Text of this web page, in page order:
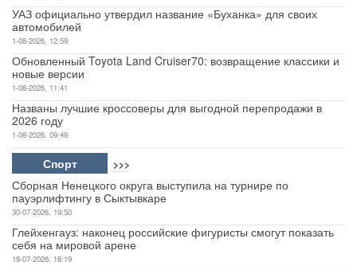
УАЗ официально утвердил название «Буханка» для своих
автомобилей
1-08-2026, 12:59
Обновленный Toyota Land Cruiser70: возвращение классики и
новые версии
1-08-2026, 11:41
Названы лучшие кроссоверы для выгодной перепродажи в
2026 году
1-08-2026, 09:49
Спорт >>>
Сборная Ненецкого округа выступила на турнире по
пауэрлифтингу в Сыктывкаре
30-07-2026, 19:50
Глейхенгауз: наконец российские фигуристы смогут показать
себя на мировой арене
19-07-2026, 18:19